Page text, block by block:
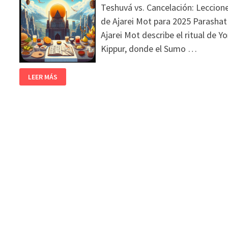
Teshuvá vs. Cancelación:
de Ajarei Mot para 2025 Parashat
Ajarei Mot describe el ritual de
Kippur, donde el Sumo …
LEER MÁS